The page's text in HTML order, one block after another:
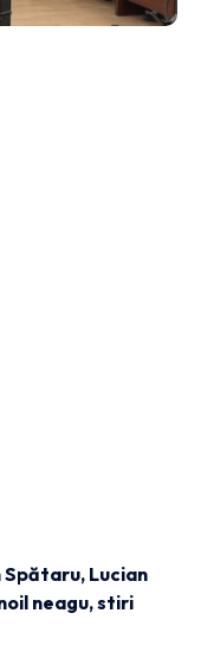
Spătaru, Lucian
neagu,stiri